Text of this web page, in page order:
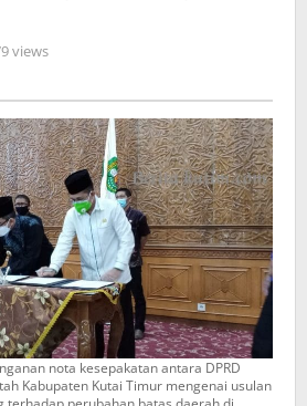
Sidrap
Tidak
Dilepas
Ke
Kota
Bontang
views
nota kesepakatan antara DPRD
Kabupaten Kutai Timur mengenai usulan